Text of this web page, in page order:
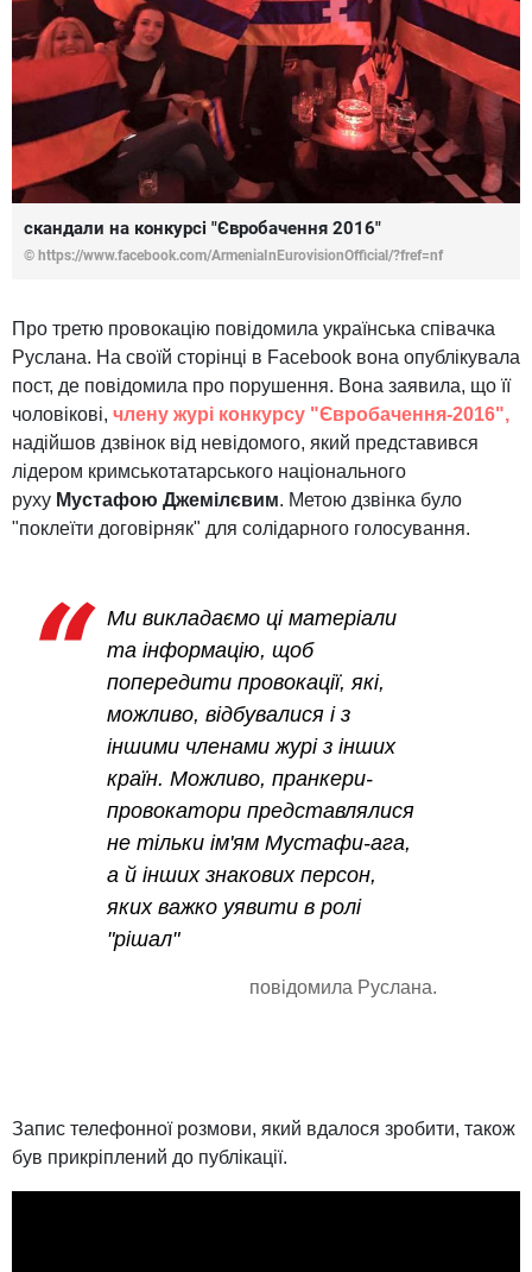
скандали на конкурсі "Євробачення 2016"
© https://www.facebook.com/ArmeniaInEurovisionOfficial/?fref=nf
Про третю провокацію повідомила українська співачка
Руслана. На своїй сторінці в Facebook вона опублікувала
пост, де повідомила про порушення. Вона заявила, що її
чоловікові, члену журі конкурсу "Євробачення-2016",
надійшов дзвінок від невідомого, який представився
лідером кримськотатарського національного
руху Мустафою Джемілєвим. Метою дзвінка було
"поклеїти договірняк" для солідарного голосування.
Ми викладаємо ці матеріали
та інформацію, щоб
попередити провокації, які,
можливо, відбувалися і з
іншими членами журі з інших
країн. Можливо, пранкери-
провокатори представлялися
не тільки ім'ям Мустафи-ага,
а й інших знакових персон,
яких важко уявити в ролі
"рішал"
повідомила Руслана.
Запис телефонної розмови, який вдалося зробити, також
був прикріплений до публікації.